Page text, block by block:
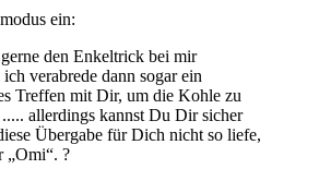
ein:
den Enkeltrick bei mir
verabrede dann sogar ein
Treffen mit Dir, um die Kohle zu
..... allerdings kannst Du Dir sicher
Übergabe für Dich nicht so liefe,
„Omi“. ?